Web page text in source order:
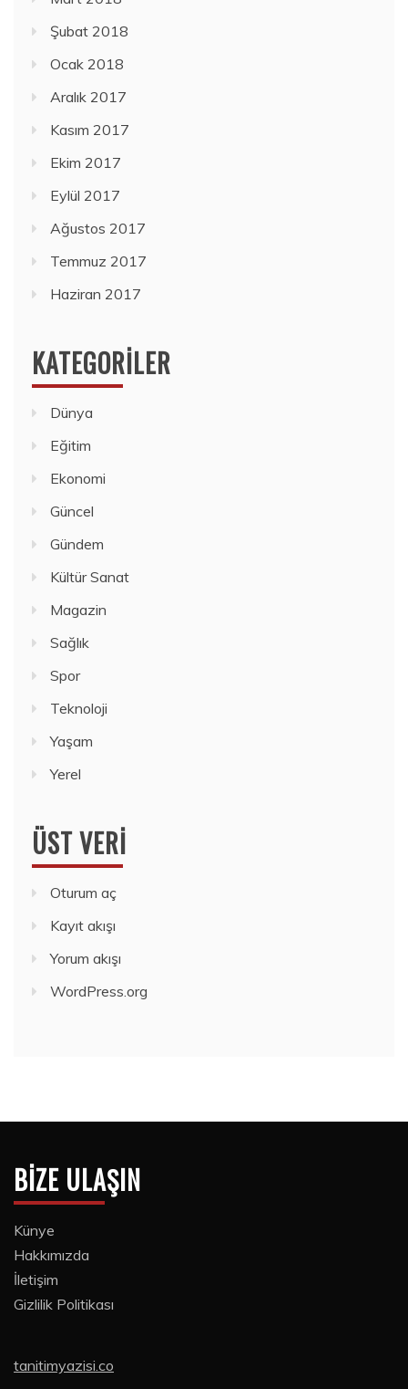
Şubat 2018
Ocak 2018
Aralık 2017
Kasım 2017
Ekim 2017
Eylül 2017
Ağustos 2017
Temmuz 2017
Haziran 2017
KATEGORILER
Dünya
Eğitim
Ekonomi
Güncel
Gündem
Kültür Sanat
Magazin
Sağlık
Spor
Teknoloji
Yaşam
Yerel
ÜST VERI
Oturum aç
Kayıt akışı
Yorum akışı
WordPress.org
BIZE ULAŞIN
Künye
Hakkımızda
İletişim
Gizlilik Politikası
tanitimyazisi.co